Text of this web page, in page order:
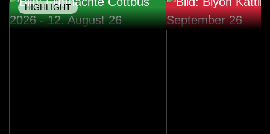
HIGHLIGHT